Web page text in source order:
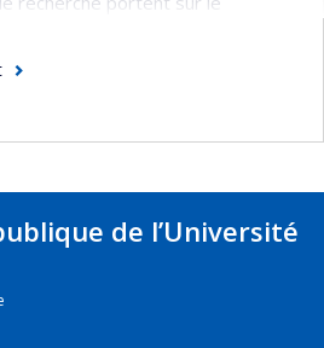
de capacités à la prise de
personnes ou des groupes en
processus éthiques à mettre en
à leur autonomisation. Ses
dans une démarche
de l’Université